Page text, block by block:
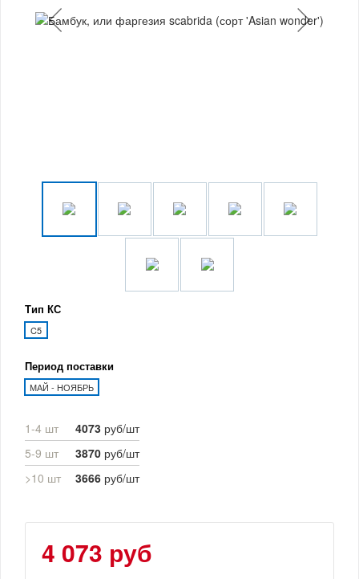
Тип КС
C5
Период поставки
МАЙ - НОЯБРЬ
1-4 шт 4073 руб/шт
5-9 шт
3870 руб/шт
>10 шт
3666 руб/шт
4 073 руб